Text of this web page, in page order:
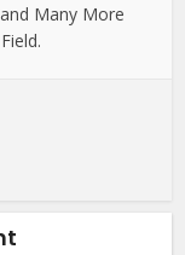
Many More